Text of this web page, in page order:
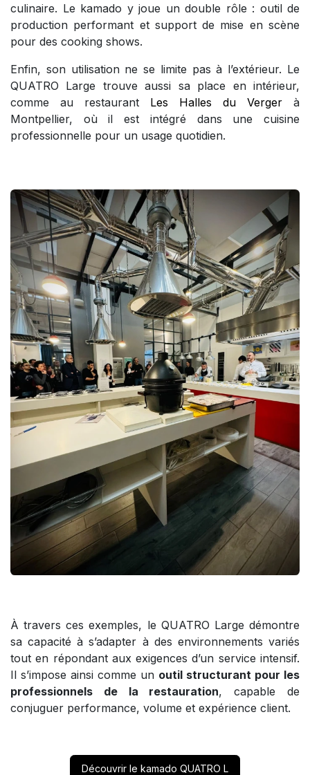
culinaire. Le kamado y joue un double rôle : outil de
production performant et support de mise en scène
pour des cooking shows.
Enfin, son utilisation ne se limite pas à l’extérieur. Le
QUATRO Large trouve aussi sa place en intérieur,
comme au restaurant Les Halles du Verger à
Montpellier, où il est intégré dans une cuisine
professionnelle pour un usage quotidien.
À travers ces exemples, le QUATRO Large démontre
sa capacité à s’adapter à des environnements variés
tout en répondant aux exigences d’un service intensif.
Il s’impose ainsi comme un outil structurant pour les
professionnels de la restauration, capable de
conjuguer performance, volume et expérience client.
Découvrir le kamado QUATRO L